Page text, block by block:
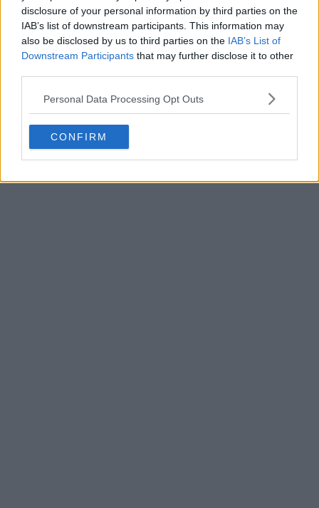
disclosure of your personal information by third parties on the
IAB’s list of downstream participants. This information may
also be disclosed by us to third parties on the IAB’s List of
Downstream Participants that may further disclose it to other
Personal Data Processing Opt Outs
CONFIRM
Sia il logo Adidas che lo stemma della Federcalcio
argentina sono allineati al centro e presentano una
finitura metallica dorata, a celebrazione del loro status
di campioni del mondo. Un collo a giro blu navy a tinta
incorniciano perfettamente la vivace grafica.
Sulla manica sinistra c'è la scritta Argentina in oro.